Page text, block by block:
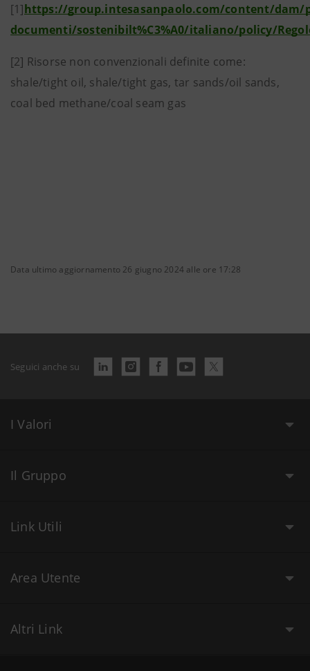
[1]https://group.intesasanpaolo.com/content/
documenti/sostenibilt%C3%A0/italiano/policy/
[2] Risorse non convenzionali definite come:
shale/tight oil, shale/tight gas, tar sands/oil sands,
coal bed methane/coal seam gas
Data ultimo aggiornamento 26 giugno 2024 alle ore 17:28
Seguici anche su
I Valori
Il Gruppo
Link Utili
Area Utente
Altri Link